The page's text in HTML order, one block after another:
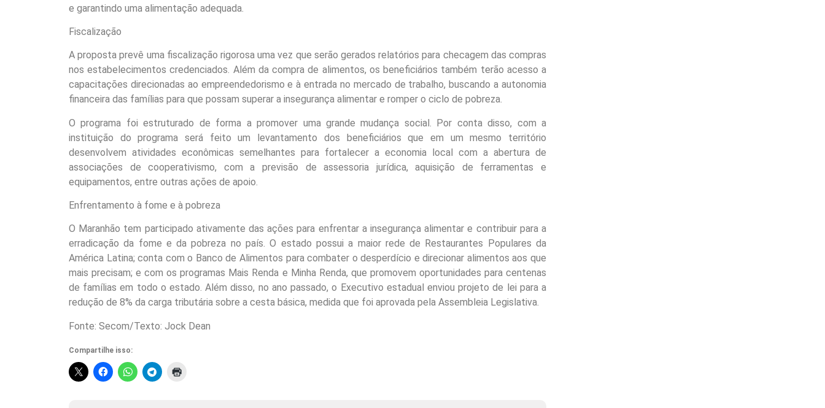
e garantindo uma alimentação adequada.
Fiscalização
A proposta prevê uma fiscalização rigorosa uma vez que serão gerados relatórios para checagem das compras
nos estabelecimentos credenciados. Além da compra de alimentos, os beneficiários também terão acesso a
capacitações direcionadas ao empreendedorismo e à entrada no mercado de trabalho, buscando a autonomia
financeira das famílias para que possam superar a insegurança alimentar e romper o ciclo de pobreza.
O programa foi estruturado de forma a promover uma grande mudança social. Por conta disso, com a
instituição do programa será feito um levantamento dos beneficiários que em um mesmo território
desenvolvem atividades econômicas semelhantes para fortalecer a economia local com a abertura de
associações de cooperativismo, com a previsão de assessoria jurídica, aquisição de ferramentas e
equipamentos, entre outras ações de apoio.
Enfrentamento à fome e à pobreza
O Maranhão tem participado ativamente das ações para enfrentar a insegurança alimentar e contribuir para a
erradicação da fome e da pobreza no país. O estado possui a maior rede de Restaurantes Populares da
América Latina; conta com o Banco de Alimentos para combater o desperdício e direcionar alimentos aos que
mais precisam; e com os programas Mais Renda e Minha Renda, que promovem oportunidades para centenas
de famílias em todo o estado. Além disso, no ano passado, o Executivo estadual enviou projeto de lei para a
redução de 8% da carga tributária sobre a cesta básica, medida que foi aprovada pela Assembleia Legislativa.
Fonte: Secom/Texto: Jock Dean
Compartilhe isso: